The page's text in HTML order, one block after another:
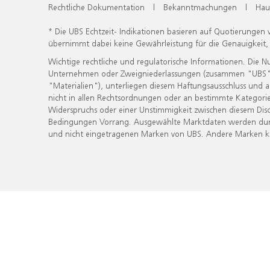
Rechtliche Dokumentation | Bekanntmachungen |
* Die UBS Echtzeit- Indikationen basieren auf
übernimmt dabei keine Gewährleistung für die
Wichtige rechtliche und regulatorische Informationen. Die
Unternehmen oder Zweigniederlassungen (zusammen
"Materialien"), unterliegen diesem Haftungsausschluss
nicht in allen Rechtsordnungen oder an bestimmte
Widerspruchs oder einer Unstimmigkeit zwischen diesem
Bedingungen Vorrang. Ausgewählte Marktdaten werden
und nicht eingetragenen Marken von UBS. Andere Marken